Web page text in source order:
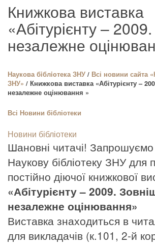
Книжкова виставка
«Абітурієнту –
незалежне
Наукова бiблioтека ЗНУ / Всі новини сайта
ЗНУ» / Книжкова виставка «Абітурієнту –
незалежне оцінювання »
Всі Новини бібліотеки
Новини бібліотеки
Шановні читачі!
Наукову бібліотеку ЗНУ для
постійно діючої книжкової
«Абітурієнту – 2009.
незалежне оцінювання»
Виставка знаходиться в
для викладачів (к.101, 2-й